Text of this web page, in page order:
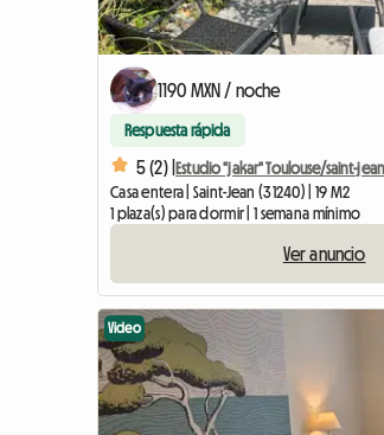
1190 MXN / noche
Respuesta rápida
5 (2) |Estudio "jakar" Toulouse/saint-jean
Casa entera | Saint-Jean (31240) | 19 M2
1 plaza(s) para dormir | 1 semana mínimo
Ver anuncio
Video